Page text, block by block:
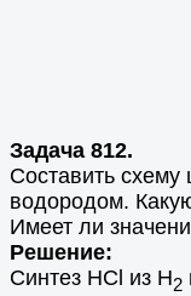
Задача 812.
Составить схему
водородом.
Имеет ли
Решение:
Синтез HCl из Н2